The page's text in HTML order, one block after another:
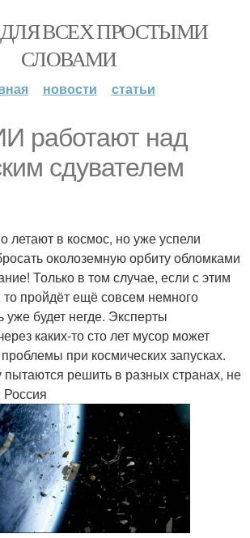
ВСЕХ ПРОСТЫМИ
СЛОВАМИ
новости статьи
работают над
сдувателем
летают в космос, но уже успели
околоземную орбиту обломками
Только в том случае, если с этим
то пройдёт ещё совсем немного
уже будет негде. Эксперты
каких-то сто лет мусор может
при космических запусках.
решить в разных странах, не
Россия